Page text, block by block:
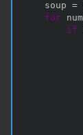
    soup
=
for num
if